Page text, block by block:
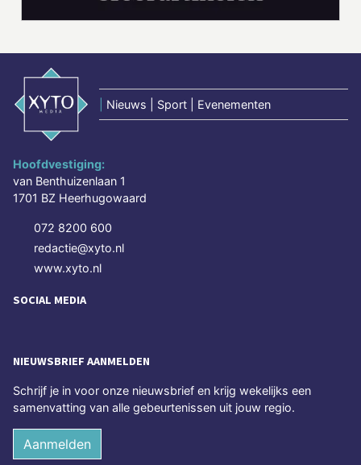
Nieuws | Sport | Evenementen
Hoofdvestiging:
van Benthuizenlaan 1
1701 BZ Heerhugowaard
072 8200 600
redactie@xyto.nl
www.xyto.nl
SOCIAL MEDIA
NIEUWSBRIEF AANMELDEN
Schrijf je in voor onze nieuwsbrief en krijg wekelijks een
samenvatting van alle gebeurtenissen uit jouw regio.
Aanmelden